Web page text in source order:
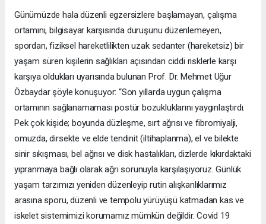
Günümüzde hala düzenli egzersizlere başlamayan, çalışma
ortamını, bilgisayar karşısında duruşunu düzenlemeyen,
spordan, fiziksel hareketlilikten uzak sedanter (hareketsiz) bir
yaşam süren kişilerin sağlıkları açısından ciddi risklerle karşı
karşıya oldukları uyarısında bulunan Prof. Dr. Mehmet Uğur
Özbaydar şöyle konuşuyor: “Son yıllarda uygun çalışma
ortamının sağlanamaması postür bozukluklarını yaygınlaştırdı.
Pek çok kişide; boyunda düzleşme, sırt ağrısı ve fibromiyalji,
omuzda, dirsekte ve elde tendinit (iltihaplanma), el ve bilekte
sinir sıkışması, bel ağrısı ve disk hastalıkları, dizlerde kıkırdaktaki
yıpranmaya bağlı olarak ağrı sorunuyla karşılaşıyoruz. Günlük
yaşam tarzımızı yeniden düzenleyip rutin alışkanlıklarımız
arasına sporu, düzenli ve tempolu yürüyüşü katmadan kas ve
iskelet sistemimizi korumamız mümkün değildir. Covid 19